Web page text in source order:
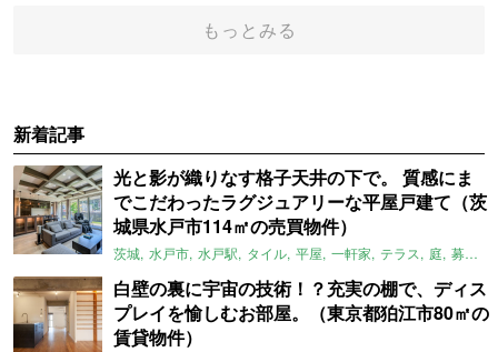
もっとみる
新着記事
光と影が織りなす格子天井の下で。 質感にま
でこだわったラグジュアリーな平屋戸建て（茨
城県水戸市114㎡の売買物件）
茨城 水戸市 水戸駅 タイル 平屋 一軒家 テラス 庭 募集中
白壁の裏に宇宙の技術！？充実の棚で、ディス
プレイを愉しむお部屋。（東京都狛江市80㎡の
賃貸物件）